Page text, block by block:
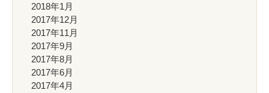
2018年1月
2017年12月
2017年11月
2017年9月
2017年8月
2017年6月
2017年4月